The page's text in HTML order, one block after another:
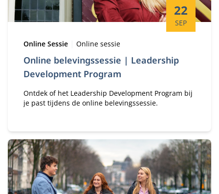
Online belevingssessie | Leadership
Development Program
Startdatum:
22
SEP
Type:
Online Sessie Locatie:
Online sessie
Ontdek of het Leadership Development Program bij
je past tijdens de online belevingssessie.